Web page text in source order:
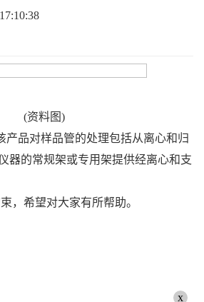
(资料图)
产品对样品管的处理包括从离心和归
器的常规架或专用架提供经离心和支
，希望对大家有所帮助。
x